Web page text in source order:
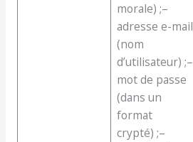
morale) ;–
adresse e-mail
(nom
d’utilisateur) ;–
mot de passe
(dans un
format
crypté) ;–